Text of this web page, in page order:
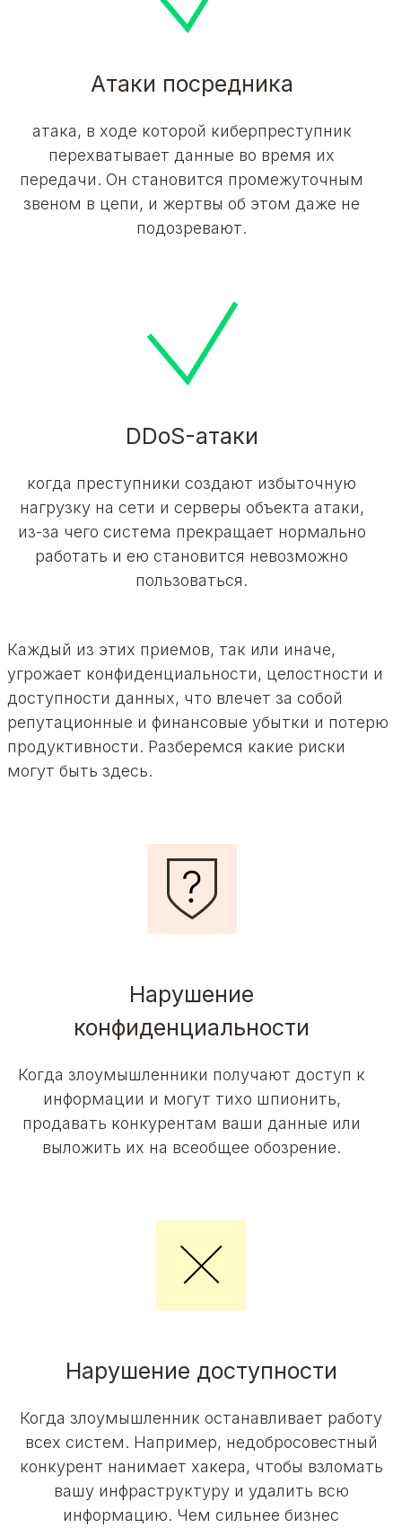
Атаки посредника
атака, в ходе которой киберпреступник
перехватывает данные во время их
передачи. Он становится промежуточным
звеном в цепи, и жертвы об этом даже не
подозревают.
DDoS-атаки
когда преступники создают избыточную
нагрузку на сети и серверы объекта атаки,
из-за чего система прекращает нормально
работать и ею становится невозможно
пользоваться.
Каждый из этих приемов, так или иначе,
угрожает конфиденциальности, целостности и
доступности данных, что влечет за собой
репутационные и финансовые убытки и потерю
продуктивности. Разберемся какие риски
могут быть здесь.
Нарушение
конфиденциальности
Когда злоумышленники получают доступ к
информации и могут тихо шпионить,
продавать конкурентам ваши данные или
выложить их на всеобщее обозрение.
Нарушение доступности
Когда злоумышленник останавливает работу
всех систем. Например, недобросовестный
конкурент нанимает хакера, чтобы взломать
вашу инфраструктуру и удалить всю
информацию. Чем сильнее бизнес